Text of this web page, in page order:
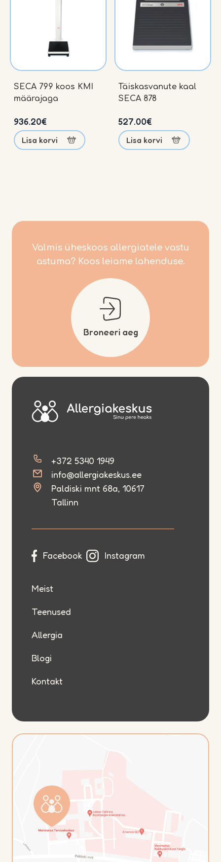
Teenused
Allergia
Blogi
Kontakt
Pood
SECA 799 koos KMI
määrajaga
Lisa korvi
936.20€
Täiskasvanute kaal
SECA 878
Lisa korvi
527.00€
Valmis üheskoos allergiatele vastu
astuma? Koos leiame lahenduse.
Broneeri aeg
+372 5340 1949
info@allergiakeskus.ee
Paldiski mnt 68a, 10617
Tallinn
Facebook Instagram
Meist
Teenused
Allergia
Blogi
Kontakt